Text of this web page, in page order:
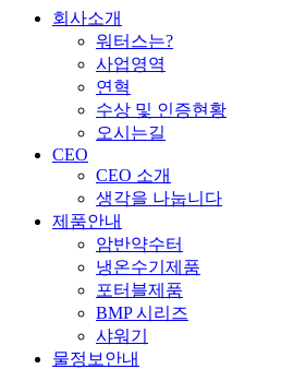
회사소개
워터스는?
사업영역
연혁
수상 및 인증현황
오시는길
CEO
CEO 소개
생각을 나눕니다
제품안내
암반약수터
냉온수기제품
포터블제품
BMP 시리즈
샤워기
물정보안내